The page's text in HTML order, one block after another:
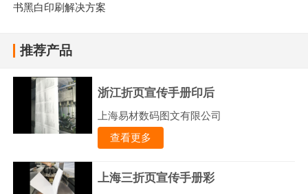
书黑白印刷解决方案
推荐产品
浙江折页宣传手册印后
上海易材数码图文有限公司
查看更多
上海三折页宣传手册彩